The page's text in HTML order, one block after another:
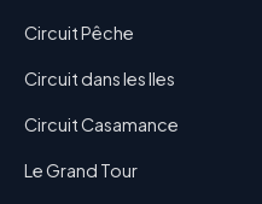
Circuit Pêche
Circuit dans les Iles
Circuit Casamance
Le Grand Tour